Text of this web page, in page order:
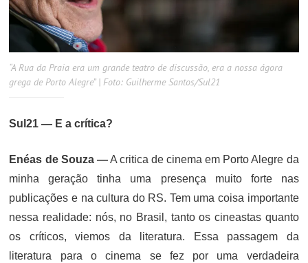
“A Rua da Praia era um grande teatro de discussão, era a nossa ágora
grega de Porto Alegre” | Foto: Guilherme Santos/Sul21
Sul21 — E a crítica?
Enéas de Souza —A critica de cinema em Porto Alegre da
minha geração tinha uma presença muito forte nas
publicações e na cultura do RS. Tem uma coisa importante
nessa realidade: nós, no Brasil, tanto os cineastas quanto
os críticos, viemos da literatura. Essa passagem da
literatura para o cinema se fez por uma verdadeira